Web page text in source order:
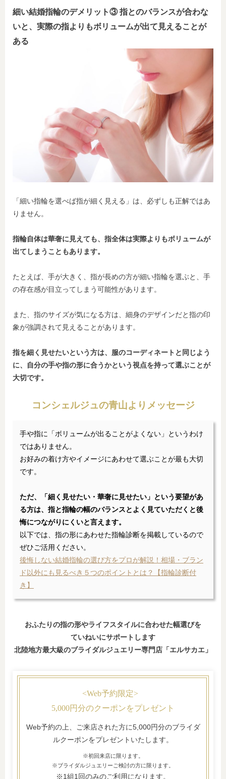
細い結婚指輪のデメリット③ 指とのバランスが合わな
いと、実際の指よりもボリュームが出て見えることが
ある
「細い指輪を選べば指が細く見える」は、必ずしも正解ではあ
りません。
指輪自体は華奢に見えても、指全体は実際よりもボリュームが
出てしまうこともあります。
たとえば、手が大きく、指が長めの方が細い指輪を選ぶと、手
の存在感が目立ってしまう可能性があります。
また、指のサイズが気になる方は、細身のデザインだと指の印
象が強調されて見えることがあります。
指を細く見せたいという方は、服のコーディネートと同じよう
に、自分の手や指の形に合うかという視点を持って選ぶことが
大切です。
コンシェルジュの青山よりメッセージ
手や指に「ボリュームが出ることがよくない」というわけ
ではありません。
お好みの着け方やイメージにあわせて選ぶことが最も大切
です。
ただ、「細く見せたい・華奢に見せたい」という要望があ
る方は、指と指輪の幅のバランスとよく見ていただくと後
悔につながりにくいと言えます。
以下では、指の形にあわせた指輪診断を掲載しているので
ぜひご活用ください。
後悔しない結婚指輪の選び方をプロが解説！相場・ブラン
ド以外にも見るべき５つのポイントとは？【指輪診断付
き】
おふたりの指の形やライフスタイルに合わせた幅選びを
ていねいにサポートします
北陸地方最大級のブライダルジュエリー専門店「エルサカエ」
<Web予約限定>
5,000円分のクーポンをプレゼント
Web予約の上、ご来店された方に5,000円分のブライダ
ルクーポンをプレゼントいたします。
※初回来店に限ります。
※ブライダルジュエリーご検討の方に限ります。
※1組1回のみのご利用になります。